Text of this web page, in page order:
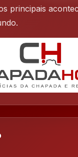
principais